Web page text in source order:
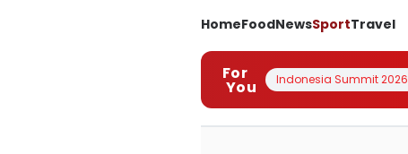
HomeFoodNewsSportTravel
For
You Indonesia Summit 2026